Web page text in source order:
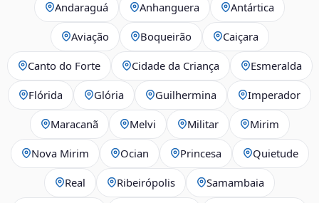
Andaraguá Anhanguera Antártica
Aviação Boqueirão Caiçara
Canto do Forte Cidade da Criança Esmeralda
Flórida Glória Guilhermina Imperador
Maracanã Melvi Militar Mirim
Nova Mirim Ocian Princesa Quietude
Real Ribeirópolis Samambaia